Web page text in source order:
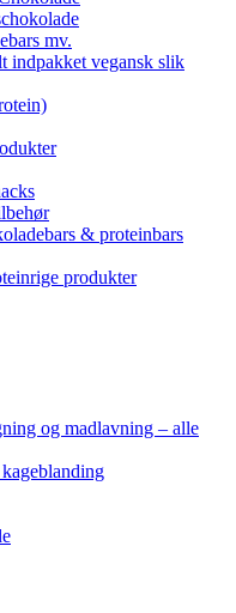
mv.
indpakket vegansk slik
& proteinbars
produkter
og madlavning – alle